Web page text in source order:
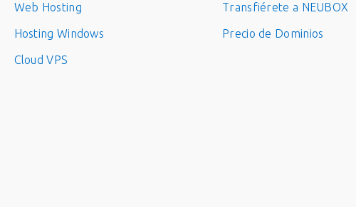
Web Hosting
Hosting Windows
Cloud VPS
Transfiérete a NEUBOX
Precio de Dominios